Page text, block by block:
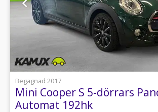
Begagnad 2017
Mini Cooper S 5-dörrars
Automat 192hk